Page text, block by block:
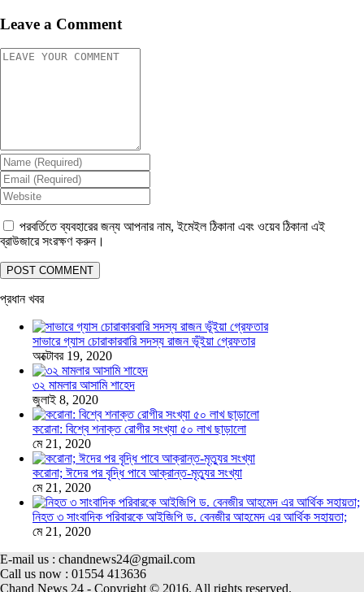
Leave a Comment
পরবর্তিতে ব্যবহারের জন্য আপনার নাম, ইমেইল ঠিকানা এবং ওয়েব ঠিকানা এই
ব্রাউজারে সংরক্ষণ করুন।
প্রধান খবর
সাভারে গ্যাস চোরাকারবারি সদস্য রাজন ভূঁইয়া গ্রেফতার
অক্টোবর 19, 2020
৩২ মামলার আসামি শাহেদ
জুলাই 8, 2020
করোনা: বিশ্বে শনাক্ত রোগীর সংখ্যা ৫০ লাখ ছাড়ালো
মে 21, 2020
করোনা; ঈদের পর বৃদ্ধি পাবে আক্রান্ত-মৃত্যুর সংখ্যা
মে 21, 2020
নিহত ৩ সাংবাদিক পরিবারকে আইজিপি ড. বেনজীর আহমেদ এর আর্থিক সহায়তা;
মে 21, 2020
E-mail us : chandnews24@gmail.com
Call us now : 01554 413636
Chand News 24 - Copyright © 2016. All rights reserved.